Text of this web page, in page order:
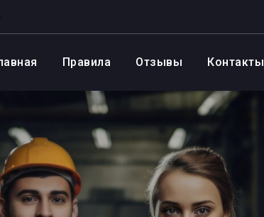
Правила Отзывы Контакты